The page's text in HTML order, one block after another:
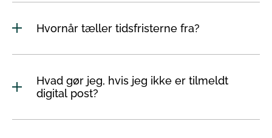
Hvornår tæller tidsfristerne fra?
Hvad gør jeg, hvis jeg ikke er tilmeldt
digital post?